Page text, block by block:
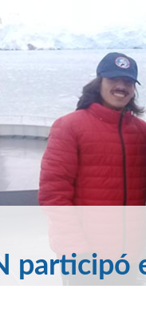
participó